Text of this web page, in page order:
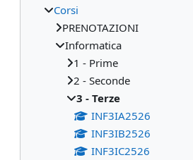
Corsi
PRENOTAZIONI
Informatica
1 - Prime
2 - Seconde
3 - Terze
INF3IA2526
INF3IB2526
INF3IC2526